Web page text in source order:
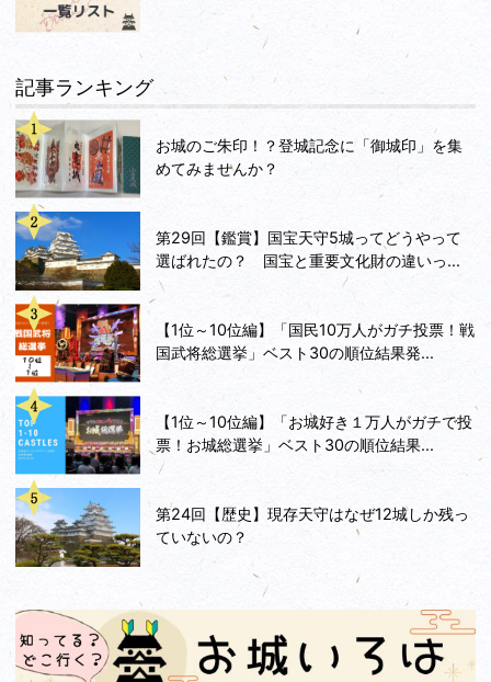
記事ランキング
お城のご朱印！？登城記念に「御城印」を集
めてみませんか？
第29回【鑑賞】国宝天守5城ってどうやって
選ばれたの？ 国宝と重要文化財の違いっ...
【1位～10位編】「国民10万人がガチ投票！戦
国武将総選挙」ベスト30の順位結果発...
【1位～10位編】「お城好き１万人がガチで投
票！お城総選挙」ベスト30の順位結果...
第24回【歴史】現存天守はなぜ12城しか残っ
ていないの？